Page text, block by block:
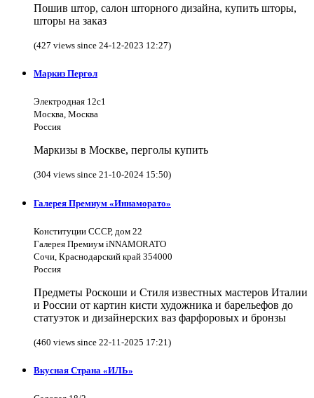
Пошив штор, салон шторного дизайна, купить шторы,
шторы на заказ
(427 views since 24-12-2023 12:27)
Маркиз Пергол
Электродная 12с1
Москва, Москва
Россия
Маркизы в Москве, перголы купить
(304 views since 21-10-2024 15:50)
Галерея Премиум «Иннаморато»
Конституции СССР, дом 22
Галерея Премиум iNNAMORATO
Сочи, Краснодарский край 354000
Россия
Предметы Роскоши и Стиля известных мастеров Италии
и России от картин кисти художника и барельефов до
статуэток и дизайнерских ваз фарфоровых и бронзы
(460 views since 22-11-2025 17:21)
Вкусная Страна «ИЛЬ»